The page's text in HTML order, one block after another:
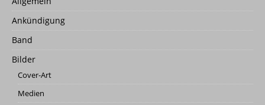
Ankündigung
Band
Bilder
Cover-Art
Medien